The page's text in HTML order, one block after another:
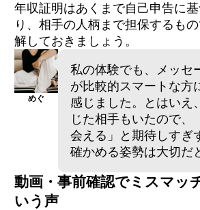
年収証明はあくまで自己申告に
り、相手の人柄まで担保するも
解しておきましょう。
めぐ
私の体験でも、メッセ
が比較的スマートな方
感じました。とはいえ
じた相手もいたので、
会える」と期待しすぎ
確かめる姿勢は大切だ
動画・事前確認でミスマッ
いう声